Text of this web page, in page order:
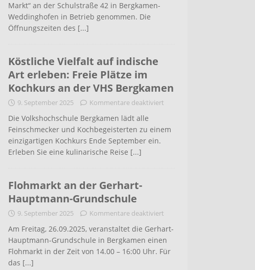
Markt“ an der Schulstraße 42 in Bergkamen-
Weddinghofen in Betrieb genommen. Die
Öffnungszeiten des [...]
Köstliche Vielfalt auf indische
Art erleben: Freie Plätze im
Kochkurs an der VHS Bergkamen
9. September 2025 Kommentare deaktiviert
Die Volkshochschule Bergkamen lädt alle
Feinschmecker und Kochbegeisterten zu einem
einzigartigen Kochkurs Ende September ein.
Erleben Sie eine kulinarische Reise [...]
Flohmarkt an der Gerhart-
Hauptmann-Grundschule
9. September 2025 Kommentare deaktiviert
Am Freitag, 26.09.2025, veranstaltet die Gerhart-
Hauptmann-Grundschule in Bergkamen einen
Flohmarkt in der Zeit von 14.00 – 16:00 Uhr. Für
das [...]